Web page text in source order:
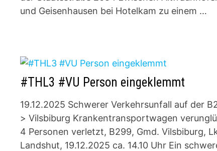
und Geisenhausen bei Hotelkam zu einem …
#THL3 #VU Person eingeklemmt
19.12.2025 Schwerer Verkehrsunfall auf der
> Vilsbiburg Krankentransportwagen
4 Personen verletzt, B299, Gmd. Vilsbiburg,
Landshut, 19.12.2025 ca. 14.10 Uhr Ein